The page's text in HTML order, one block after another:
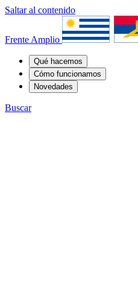
Saltar al contenido
Frente Amplio
Qué hacemos
Cómo funcionamos
Novedades
Buscar